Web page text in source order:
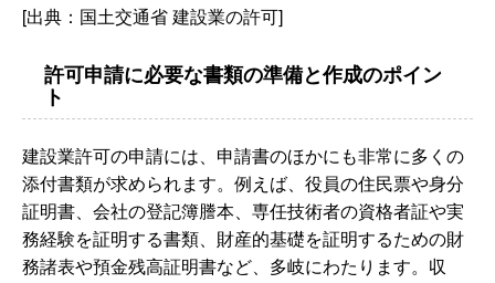
[出典：国土交通省 建設業の許可]
許可申請に必要な書類の準備と作成のポイン
ト
建設業許可の申請には、申請書のほかにも非常に多くの
添付書類が求められます。例えば、役員の住民票や身分
証明書、会社の登記簿謄本、専任技術者の資格者証や実
務経験を証明する書類、財産的基礎を証明するための財
務諸表や預金残高証明書など、多岐にわたります。収